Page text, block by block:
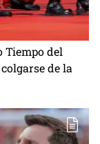
Tiempo del
de la